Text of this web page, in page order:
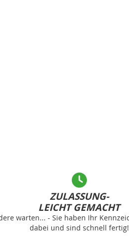
ZULASSUNG-
LEICHT GEMACHT
warten... - Sie haben Ihr
dabei und sind schnell fertig!